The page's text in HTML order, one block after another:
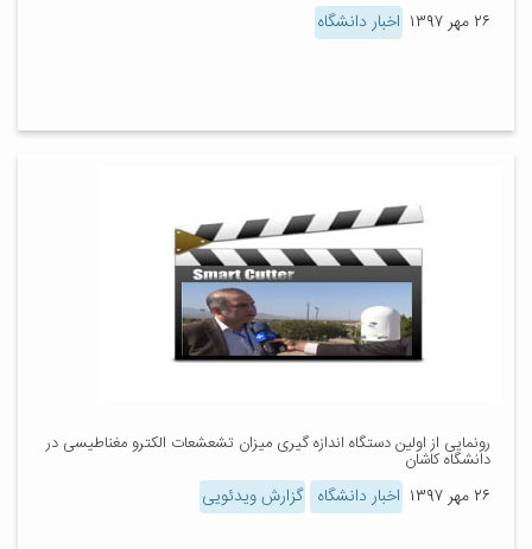
۲۶ مهر ۱۳۹۷ اخبار دانشگاه
رونمایی از اولین دستگاه اندازه گیری میزان تشعشعات الکترو مغناطیسی در
دانشگاه کاشان
۲۶ مهر ۱۳۹۷ اخبار دانشگاه گزارش ویدئویی